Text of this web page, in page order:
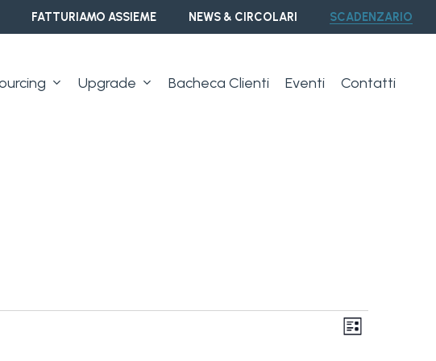
FATTURIAMO ASSIEME NEWS & CIRCOLARI SCADENZARIO
Upgrade Bacheca Clienti Eventi Contatti
Lista